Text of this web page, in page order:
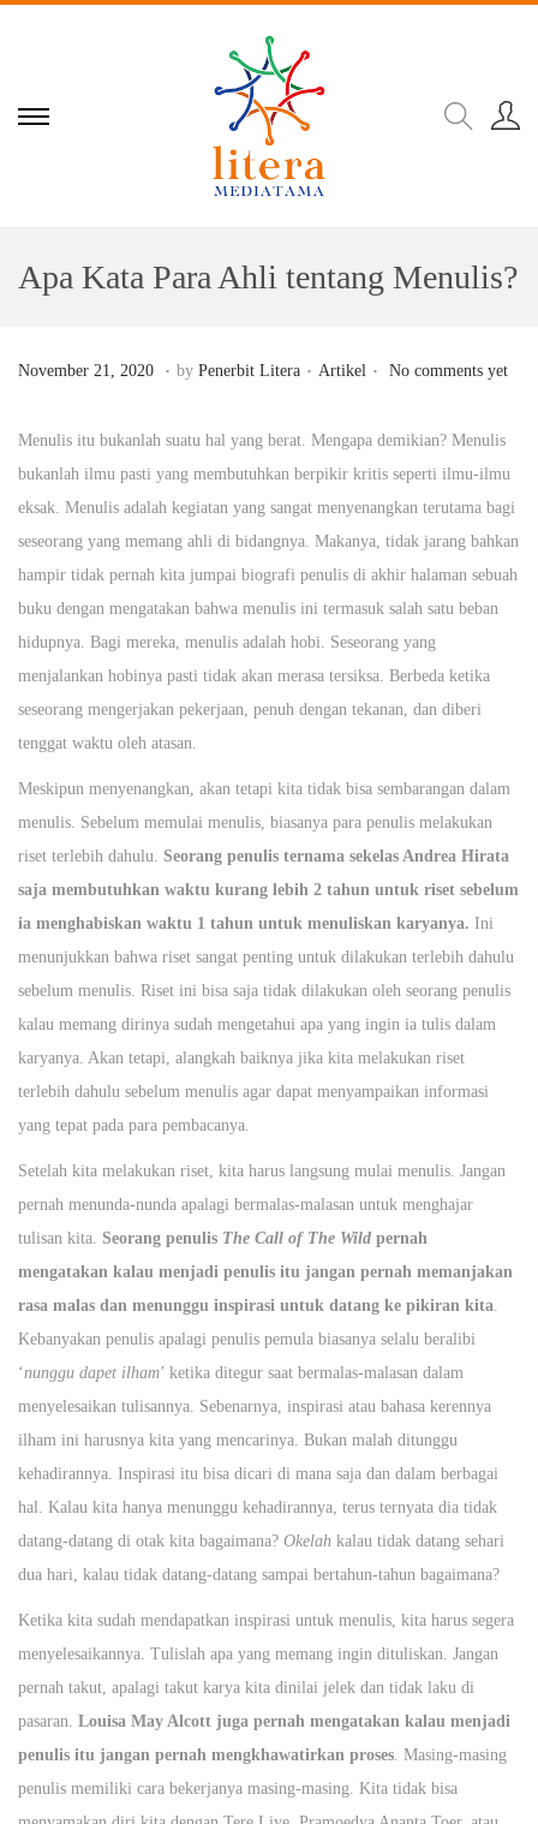
Apa Kata Para Ahli tentang Menulis?
Posted on
November 21, 2020
N
v
e
m
b
e
r
2
1
,
2
. by Penerbit Litera . Posted in
Artikel . No comments yet
Menulis itu bukanlah suatu hal yang berat. Mengapa demikian? Menulis
bukanlah ilmu pasti yang membutuhkan berpikir kritis seperti ilmu-ilmu
eksak. Menulis adalah kegiatan yang sangat menyenangkan terutama bagi
seseorang yang memang ahli di bidangnya. Makanya, tidak jarang bahkan
hampir tidak pernah kita jumpai biografi penulis di akhir halaman sebuah
buku dengan mengatakan bahwa menulis ini termasuk salah satu beban
hidupnya. Bagi mereka, menulis adalah hobi. Seseorang yang
menjalankan hobinya pasti tidak akan merasa tersiksa. Berbeda ketika
seseorang mengerjakan pekerjaan, penuh dengan tekanan, dan diberi
tenggat waktu oleh atasan.
Meskipun menyenangkan, akan tetapi kita tidak bisa sembarangan dalam
menulis. Sebelum memulai menulis, biasanya para penulis melakukan
riset terlebih dahulu. Seorang penulis ternama sekelas Andrea Hirata
saja membutuhkan waktu kurang lebih 2 tahun untuk riset sebelum
ia menghabiskan waktu 1 tahun untuk menuliskan karyanya. Ini
menunjukkan bahwa riset sangat penting untuk dilakukan terlebih dahulu
sebelum menulis. Riset ini bisa saja tidak dilakukan oleh seorang penulis
kalau memang dirinya sudah mengetahui apa yang ingin ia tulis dalam
karyanya. Akan tetapi, alangkah baiknya jika kita melakukan riset
terlebih dahulu sebelum menulis agar dapat menyampaikan informasi
yang tepat pada para pembacanya.
Setelah kita melakukan riset, kita harus langsung mulai menulis. Jangan
pernah menunda-nunda apalagi bermalas-malasan untuk menghajar
tulisan kita. Seorang penulis The Call of The Wild pernah
mengatakan kalau menjadi penulis itu jangan pernah memanjakan
rasa malas dan menunggu inspirasi untuk datang ke pikiran kita.
Kebanyakan penulis apalagi penulis pemula biasanya selalu beralibi
‘nunggu dapet ilham’ ketika ditegur saat bermalas-malasan dalam
menyelesaikan tulisannya. Sebenarnya, inspirasi atau bahasa kerennya
ilham ini harusnya kita yang mencarinya. Bukan malah ditunggu
kehadirannya. Inspirasi itu bisa dicari di mana saja dan dalam berbagai
hal. Kalau kita hanya menunggu kehadirannya, terus ternyata dia tidak
datang-datang di otak kita bagaimana? Okelah kalau tidak datang sehari
dua hari, kalau tidak datang-datang sampai bertahun-tahun bagaimana?
Ketika kita sudah mendapatkan inspirasi untuk menulis, kita harus segera
menyelesaikannya. Tulislah apa yang memang ingin dituliskan. Jangan
pernah takut, apalagi takut karya kita dinilai jelek dan tidak laku di
pasaran. Louisa May Alcott juga pernah mengatakan kalau menjadi
penulis itu jangan pernah mengkhawatirkan proses. Masing-masing
penulis memiliki cara bekerjanya masing-masing. Kita tidak bisa